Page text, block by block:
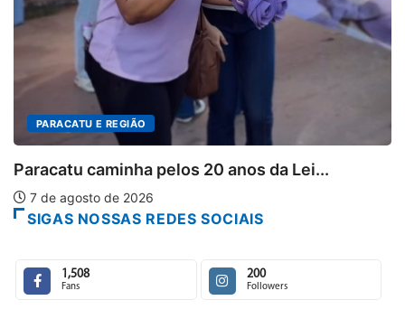
SIGAS NOSSAS REDES SOCIAIS
1,508
Fans
200
Followers